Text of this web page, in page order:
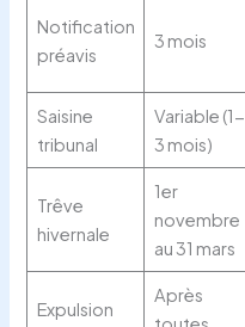
Notification
préavis
3 mois
Saisine
tribunal
Variable (1-
3 mois)
Trêve
hivernale
1er
novembre
au 31 mars
Expulsion
Après